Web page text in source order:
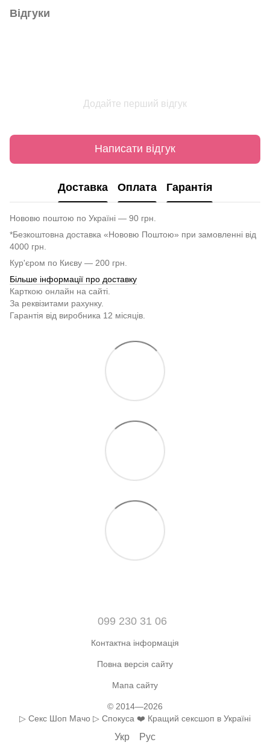
Відгуки
Додайте перший відгук
Написати відгук
Доставка Оплата Гарантія
Нововю поштою по Україні — 90 грн.
*Безкоштовна доставка «Нововю Поштою» при замовленні від
4000 грн.
Кур'єром по Києву — 200 грн.
Більше інформації про доставку
Карткою онлайн на сайті.
За реквізитами рахунку.
Гарантія від виробника 12 місяців.
099 230 31 06
Контактна інформація
Повна версія сайту
Мапа сайту
© 2014—2026
▷ Секс Шоп Мачо ▷ Спокуса ❤️ Кращий сексшоп в Україні
Укр Рус